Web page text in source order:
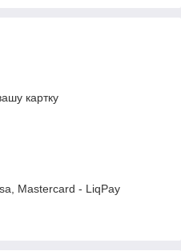
картку
Mastercard - LiqPay